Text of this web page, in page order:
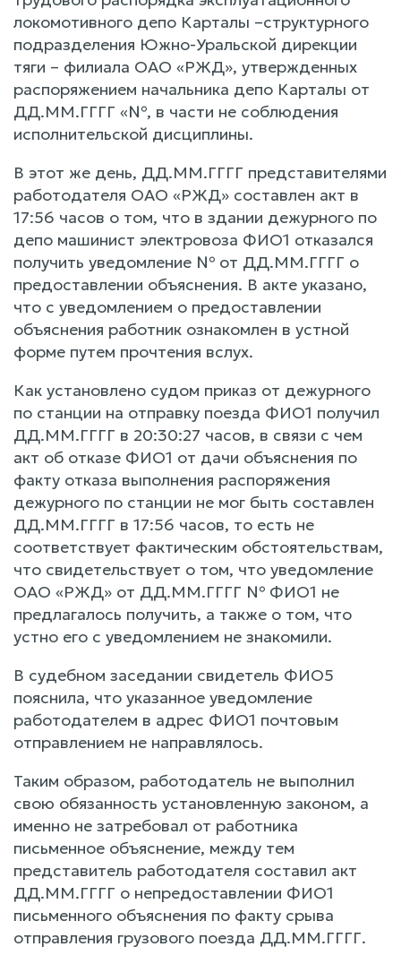
локомотивного депо Карталы –структурного
подразделения Южно-Уральской дирекции
тяги – филиала ОАО «РЖД», утвержденных
распоряжением начальника депо Карталы от
ДД.ММ.ГГГГ «№, в части не соблюдения
исполнительской дисциплины.
В этот же день, ДД.ММ.ГГГГ представителями
работодателя ОАО «РЖД» составлен акт в
17:56 часов о том, что в здании дежурного по
депо машинист электровоза ФИО1 отказался
получить уведомление № от ДД.ММ.ГГГГ о
предоставлении объяснения. В акте указано,
что с уведомлением о предоставлении
объяснения работник ознакомлен в устной
форме путем прочтения вслух.
Как установлено судом приказ от дежурного
по станции на отправку поезда ФИО1 получил
ДД.ММ.ГГГГ в 20:30:27 часов, в связи с чем
акт об отказе ФИО1 от дачи объяснения по
факту отказа выполнения распоряжения
дежурного по станции не мог быть составлен
ДД.ММ.ГГГГ в 17:56 часов, то есть не
соответствует фактическим обстоятельствам,
что свидетельствует о том, что уведомление
ОАО «РЖД» от ДД.ММ.ГГГГ № ФИО1 не
предлагалось получить, а также о том, что
устно его с уведомлением не знакомили.
В судебном заседании свидетель ФИО5
пояснила, что указанное уведомление
работодателем в адрес ФИО1 почтовым
отправлением не направлялось.
Таким образом, работодатель не выполнил
свою обязанность установленную законом, а
именно не затребовал от работника
письменное объяснение, между тем
представитель работодателя составил акт
ДД.ММ.ГГГГ о непредоставлении ФИО1
письменного объяснения по факту срыва
отправления грузового поезда ДД.ММ.ГГГГ.